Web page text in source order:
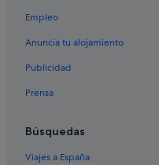
Empleo
Anuncia tu alojamiento
Publicidad
Prensa
Búsquedas
Viajes a España